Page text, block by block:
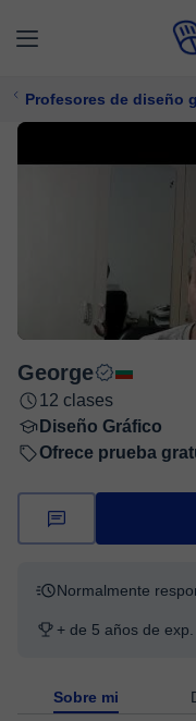
Profesores de diseño
George
12 clases
Diseño Gráfico
Ofrece prueba
Normalmente
+ de 5 años de
Sobre mi